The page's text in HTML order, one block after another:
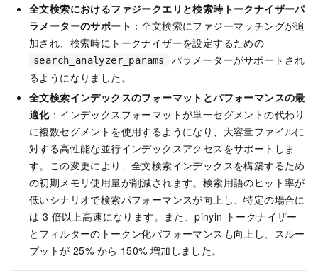
全文検索におけるファジークエリと検索時トークナイザーパ
ラメーターのサポート ：全文検索にファジーマッチングが追
加され、検索時にトークナイザーを設定するための
search_analyzer_params
パラメーターがサポートされ
るようになりました。
全文検索インデックスのフォーマットとパフォーマンスの最
適化：インデックスフォーマットが単一セグメントの代わり
に複数セグメントを使用するようになり、大容量ファイルに
対する高性能な並行インデックスアクセスをサポートしま
す。この変更により、全文検索インデックスを構築するため
の初期メモリ使用量が削減されます。検索用語のヒット率が
低いシナリオで検索パフォーマンスが向上し、特定の場合に
は 3 倍以上高速になります。また、pinyin トークナイザー
とフィルターのトークン化パフォーマンスも向上し、スルー
プットが 25% から 150% 増加しました。